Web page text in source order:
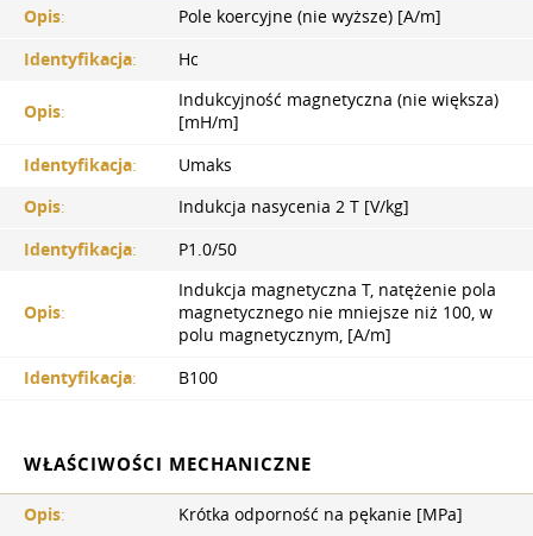
Opis:
Pole koercyjne (nie wyższe) [A/m]
Identyfikacja: Hc
Opis:
Indukcyjność magnetyczna (nie większa)
[mH/m]
Identyfikacja:
Umaks
Opis:
Indukcja nasycenia 2 T [V/kg]
Identyfikacja: P1.0/50
Opis:
Indukcja magnetyczna T, natężenie pola
magnetycznego nie mniejsze niż 100, w
polu magnetycznym, [A/m]
Identyfikacja: B100
WŁAŚCIWOŚCI MECHANICZNE
Opis: Krótka odporność na pękanie [MPa]